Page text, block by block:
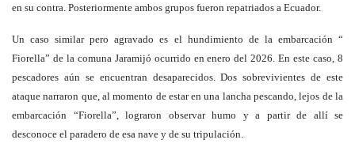
en su contra. Posteriormente ambos grupos fueron repatriados a Ecuador.
Un caso similar pero agravado es el hundimiento de la embarcación “
Fiorella” de la comuna Jaramijó ocurrido en enero del 2026. En este caso, 8
pescadores aún se encuentran desaparecidos. Dos sobrevivientes de este
ataque narraron que, al momento de estar en una lancha pescando, lejos de la
embarcación “Fiorella”, lograron observar humo y a partir de allí se
desconoce el paradero de esa nave y de su tripulación.